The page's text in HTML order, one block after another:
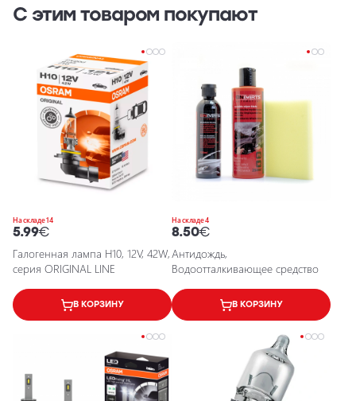
С этим товаром покупают
На складе 14
5.99€
Галогенная лампа H10, 12V, 42W,
серия ORIGINAL LINE
В КОРЗИНУ
На складе 4
8.50€
Антидождь,
Водоотталкивающее средство
В КОРЗИНУ